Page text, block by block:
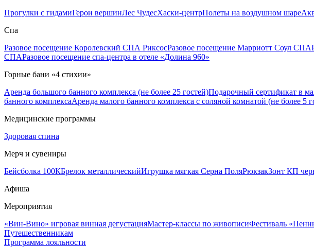
Прогулки с гидамиГерои вершинЛес ЧудесХаски-центрПолеты на воздушном шаре
Спа
Разовое посещение Королевский СПА РиксосРазовое посещение Марриотт Соул СПА
СПАРазовое посещение спа-центра в отеле «Долина 960»
Горные бани «4 стихии»
Аренда большого банного комплекса (не более 25 гостей)Подарочный сертификат в
банного комплексаАренда малого банного комплекса с соляной комнатой (не более 5
Медицинские программы
Здоровая спина
Мерч и сувениры
Бейсболка 100КБрелок металлическийИгрушка мягкая Серна ПоляРюкзакЗонт КП
Афиша
Мероприятия
«Вин-Вино» игровая винная дегустацияМастер-классы по живописиФестиваль
Путешественникам
Программа лояльности